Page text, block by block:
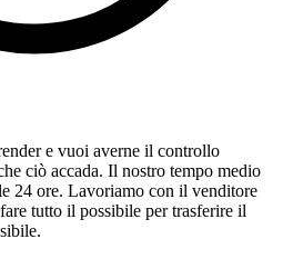
e vuoi averne il controllo
ciò accada. Il nostro tempo medio
24 ore. Lavoriamo con il venditore
tutto il possibile per trasferire il